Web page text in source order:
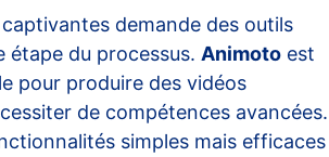
demande des outils
étape du processus. Animoto est
pour produire des vidéos
de compétences avancées.
simples mais efficaces